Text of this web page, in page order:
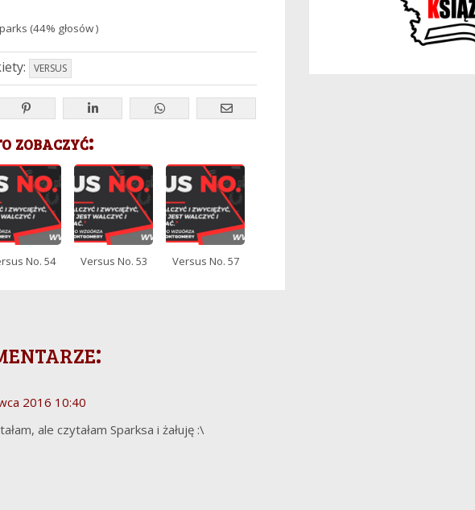
(44% głosów )
VERSUS
zobaczyć:
No. 54 Versus No. 53 Versus No. 57
2016 10:40
ale czytałam Sparksa i żałuję :\